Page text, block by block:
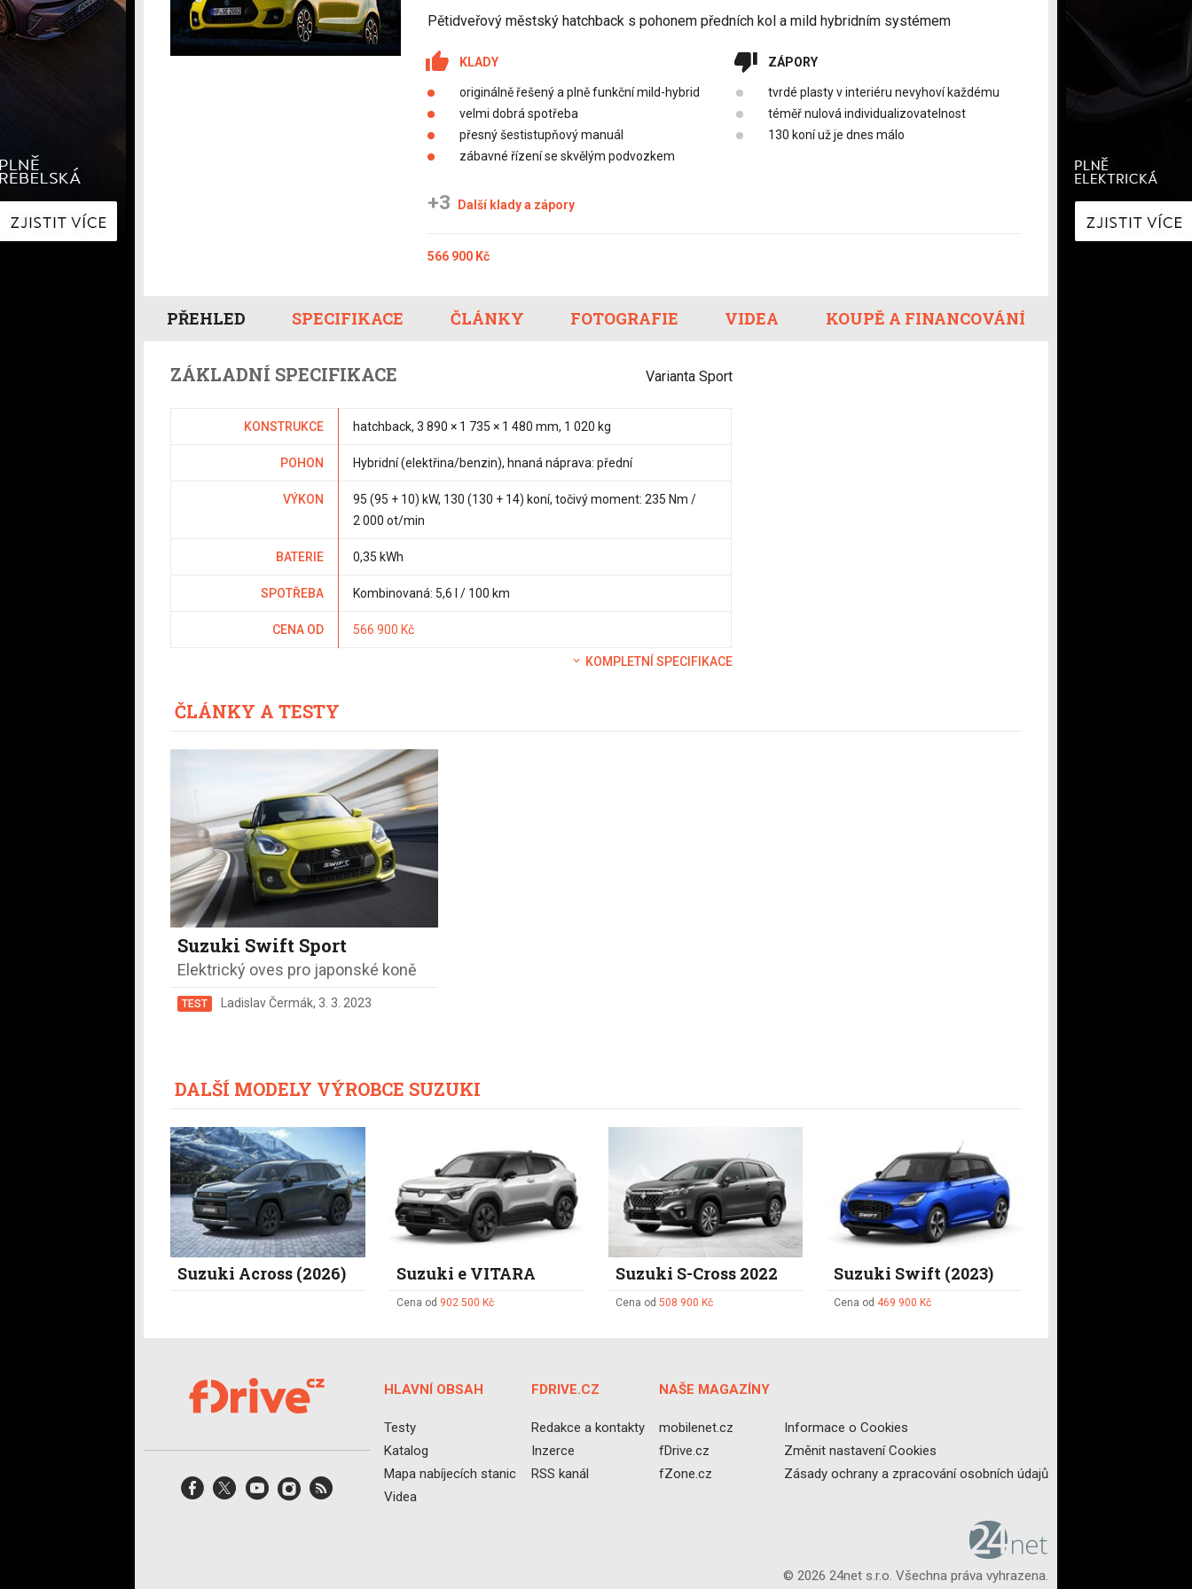
Hyundai
Mercedes-Benz
Hyundai
Kia
Lexus
Mercedes-Benz
Ostatní
Carsharing
Veřejná doprava
Nabíjení a nabíjecí
Redakční články
Ostatní
fNews
Historie elektromobilů
Pětidveřový městský hatchback s pohonem předních kol a mild hybridním systémem
KLADY
originálně řešený a plně funkční mild-hybrid
velmi dobrá spotřeba
přesný šestistupňový manuál
zábavné řízení se skvělým podvozkem
ZÁPORY
tvrdé plasty v interiéru nevyhoví každému
téměř nulová individualizovatelnost
130 koní už je dnes málo
+3 Další klady a zápory
566 900 Kč
PŘEHLED SPECIFIKACE ČLÁNKY FOTOGRAFIE VIDEA KOUPĚ A FINANCOVÁNÍ
ZÁKLADNÍ SPECIFIKACE Varianta Sport
KONSTRUKCE hatchback, 3 890 × 1 735 × 1 480 mm, 1 020 kg
POHON Hybridní (elektřina/benzin), hnaná náprava: přední
VÝKON
95 (95 + 10) kW, 130 (130 + 14) koní, točivý moment: 235 Nm /
2 000 ot/min
BATERIE 0,35 kWh
SPOTŘEBA Kombinovaná: 5,6 l / 100 km
CENA OD 566 900 Kč
KOMPLETNÍ SPECIFIKACE
ČLÁNKY A TESTY
Suzuki Swift Sport
Elektrický oves pro japonské koně
TEST Ladislav Čermák, 3. 3. 2023
DALŠÍ MODELY VÝROBCE SUZUKI
Suzuki Across (2026) Suzuki e VITARA
Cena od 902 500 Kč
Suzuki S-Cross 2022
Cena od 508 900 Kč
Suzuki Swift (2023)
Cena od 469 900 Kč
HLAVNÍ OBSAH
Testy
Katalog
Mapa nabíjecích stanic
Videa
FDRIVE.CZ
Redakce a kontakty
Inzerce
RSS kanál
NAŠE MAGAZÍNY
mobilenet.cz
fDrive.cz
fZone.cz
Informace o Cookies
Změnit nastavení Cookies
Zásady ochrany a zpracování osobních údajů
© 2026 24net s.r.o. Všechna práva vyhrazena.